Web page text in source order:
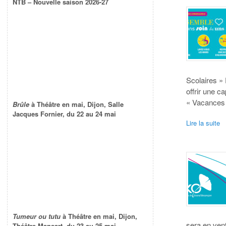
Scolaires »
offrir une
«
Lire la suite
NTB – Nouvelle saison 2026-27
Brûle à Théâtre en mai, Dijon, Salle
Jacques Fornier, du 22 au 24 mai
Tumeur ou tutu à Théâtre en mai, Dijon,